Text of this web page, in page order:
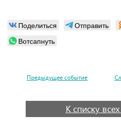
Поделиться Отправить
Вотсапнуть
Предыдущее событие
К списку